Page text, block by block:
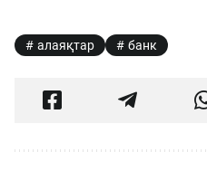
алаяқтар банк